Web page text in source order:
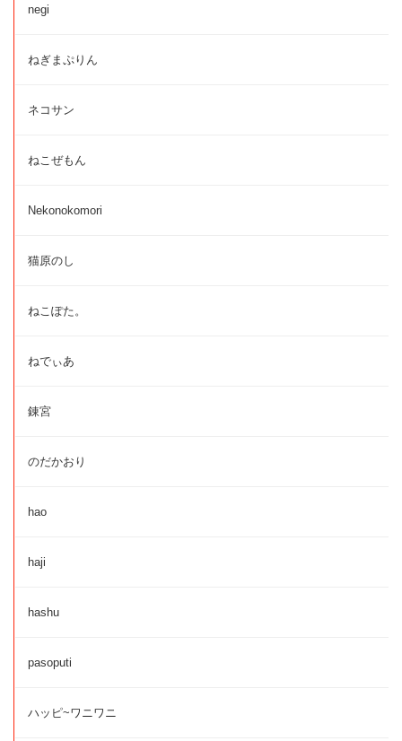
negi
ねぎまぷりん
ネコサン
ねこぜもん
Nekonokomori
猫原のし
ねこぽた。
ねでぃあ
錬宮
のだかおり
hao
haji
hashu
pasoputi
ハッピ~ワニワニ